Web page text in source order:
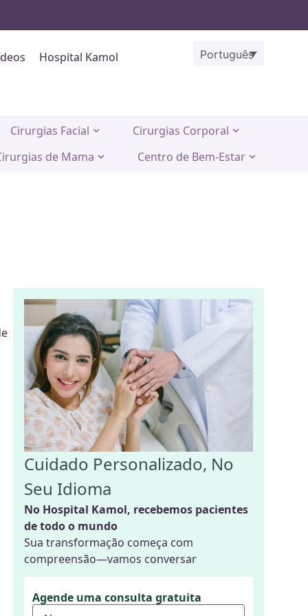
Hospital Kamol Português
Cirurgias Facial
Cirurgias Corporal
de Mama
Centro de Bem-Estar
Cuidado Personalizado, No
Seu Idioma
No Hospital Kamol, recebemos pacientes
de todo o mundo
Sua transformação começa com
compreensão—vamos conversar
Agende uma consulta gratuita